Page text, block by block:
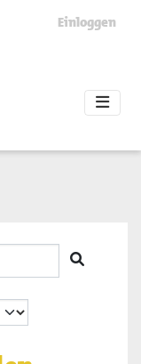
Einloggen